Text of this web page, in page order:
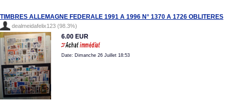
TIMBRES ALLEMAGNE FEDERALE 1991 A 1996 N° 1370 A 1726 OBLITERES
dealmeidafelix123 (98.3%)
6.00 EUR
Date: Dimanche 26 Juillet 18:53